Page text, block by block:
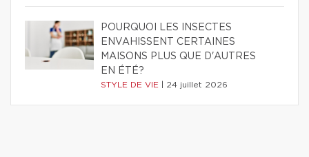
POURQUOI LES INSECTES
ENVAHISSENT CERTAINES
MAISONS PLUS QUE D'AUTRES
EN ÉTÉ?
STYLE DE VIE 24 juillet 2026